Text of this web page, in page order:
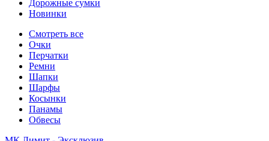
Дорожные сумки
Новинки
Смотреть все
Очки
Перчатки
Ремни
Шапки
Шарфы
Косынки
Панамы
Обвесы